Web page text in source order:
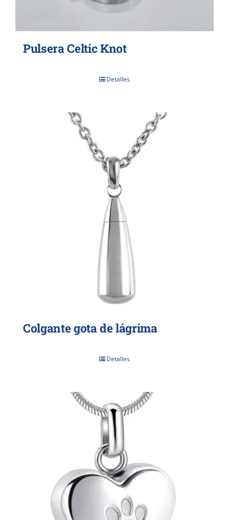
Pulsera Celtic Knot
Detalles
Colgante gota de lágrima
Detalles